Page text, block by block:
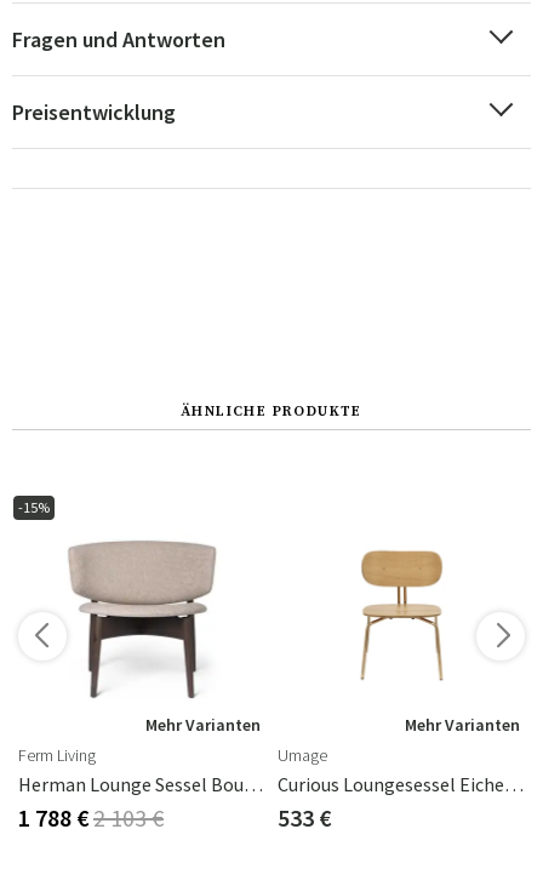
Fragen und Antworten
Preisentwicklung
ÄHNLICHE PRODUKTE
-15%
Mehr Varianten
Ferm Living
Herman Lounge Sessel Boucle - Beech/Sand
1 788 €2 103 €
Mehr Varianten
Umage
Curious Loungesessel Eiche/Messing
533 €